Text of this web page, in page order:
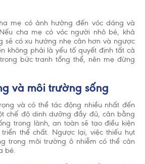
mẹ có ảnh hưởng đến vóc dáng và
cha mẹ có vóc người nhỏ bé, khả
sẽ có xu hướng nhẹ cân hơn và ngược
không phải là yếu tố quyết định tất cả
bức tranh tổng thể, nên mẹ đừng
và môi trường sống
và có thể tác động nhiều nhất đến
chế độ dinh dưỡng đầy đủ, cân bằng
trong lành, an toàn sẽ tạo điều kiện
thể chất. Ngược lại, việc thiếu hụt
trong môi trường ô nhiễm có thể cản
bé.